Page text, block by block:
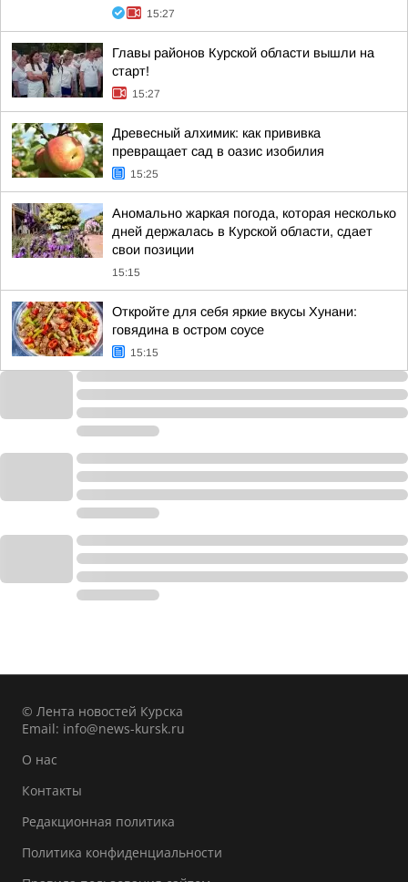
15:27
Главы районов Курской области вышли на
старт!
15:27
Древесный алхимик: как прививка
превращает сад в оазис изобилия
15:25
Аномально жаркая погода, которая несколько
дней держалась в Курской области, сдает
свои позиции
15:15
Откройте для себя яркие вкусы Хунани:
говядина в остром соусе
15:15
© Лента новостей Курска
Email: info@news-kursk.ru
О нас
Контакты
Редакционная политика
Политика конфиденциальности